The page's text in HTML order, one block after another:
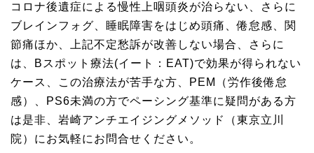
コロナ後遺症による慢性上咽頭炎が治らない、さらに
ブレインフォグ、睡眠障害をはじめ頭痛、倦怠感、関
節痛ほか、上記不定愁訴が改善しない場合、さらに
は、Bスポット療法(イート：EAT)で効果が得られない
ケース、この治療法が苦手な方、PEM（労作後倦怠
感）、PS6未満の方でペーシング基準に疑問がある方
は是非、岩崎アンチエイジングメソッド（東京立川
院）にお気軽にお問合せください。